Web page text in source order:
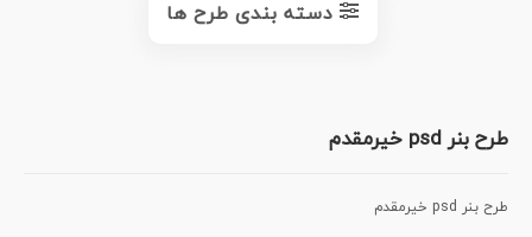
دسته بندی طرح ها
طرح بنر psd خیرمقدم
طرح بنر psd خیرمقدم